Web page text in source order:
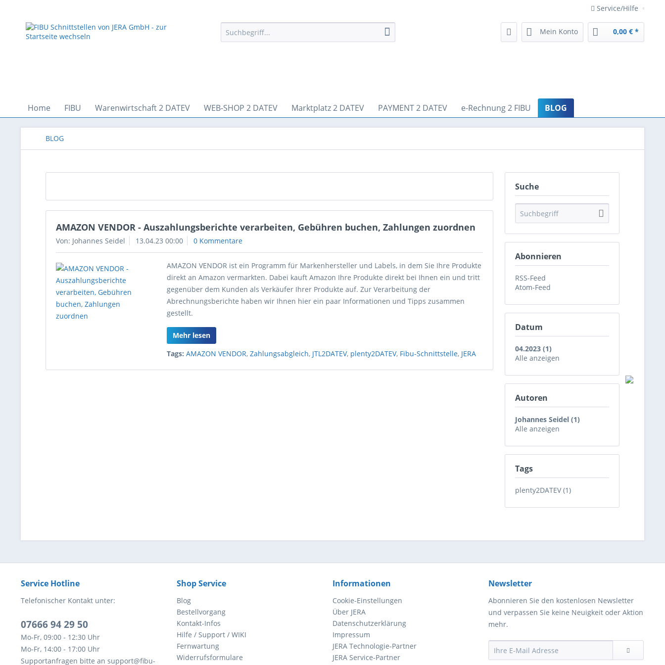
Service/Hilfe
Mein Konto 0,00 € *
Home FIBU Warenwirtschaft 2 DATEV WEB-SHOP 2 DATEV Marktplatz 2 DATEV PAYMENT 2 DATEV e-Rechnung 2 FIBU BLOG
BLOG
Suche
Abonnieren
RSS-Feed
Atom-Feed
Datum
04.2023 (1)
Alle anzeigen
Autoren
Johannes Seidel (1)
Alle anzeigen
Tags
plenty2DATEV (1)
AMAZON VENDOR - Auszahlungsberichte verarbeiten, Gebühren buchen, Zahlungen zuordnen
Von: Johannes Seidel 13.04.23 00:00 0 Kommentare
AMAZON VENDOR ist ein Programm für Markenhersteller und Labels, in dem Sie Ihre Produkte
direkt an Amazon vermarkten. Dabei kauft Amazon Ihre Produkte direkt bei Ihnen ein und tritt
gegenüber dem Kunden als Verkäufer Ihrer Produkte auf. Zur Verarbeitung der
Abrechnungsberichte haben wir Ihnen hier ein paar Informationen und Tipps zusammen
gestellt.
Mehr lesen
Tags: AMAZON VENDOR,Zahlungsabgleich, JTL2DATEV, plenty2DATEV, Fibu-Schnittstelle, JERA
Service Hotline
Telefonischer Kontakt unter:
07666 94 29 50
Mo-Fr, 09:00 - 12:30 Uhr
Mo-Fr, 14:00 - 17:00 Uhr
Supportanfragen bitte an support@fibu-
Shop Service
Blog
Bestellvorgang
Kontakt-Infos
Hilfe / Support / WIKI
Fernwartung
Widerrufsformulare
Informationen
Cookie-Einstellungen
Über JERA
Datenschutzerklärung
Impressum
JERA Technologie-Partner
JERA Service-Partner
Newsletter
Abonnieren Sie den kostenlosen Newsletter
und verpassen Sie keine Neuigkeit oder Aktion
mehr.